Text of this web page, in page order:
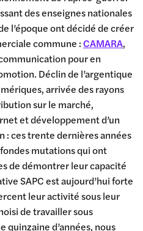
des enseignes nationales
l’époque ont décidé de créer
commune :CAMARA,
pour en
Déclin de l’argentique
arrivée des rayons
sur le marché,
et développement d’un
: ces trente dernières années
mutations qui ont
de démontrer leur capacité
SAPC est aujourd’hui forte
leur activité sous leur
de travailler sous
quinzaine d’années, nous